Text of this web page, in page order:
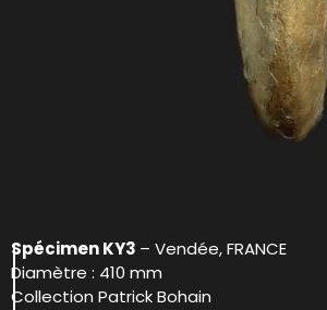
Spécimen KY3 – Vendée, FRANCE
Diamètre : 410 mm
Collection Patrick Bohain